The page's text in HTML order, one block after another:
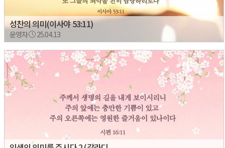
성찬의 의미(이사야 53:11)
운영자 25.04.13